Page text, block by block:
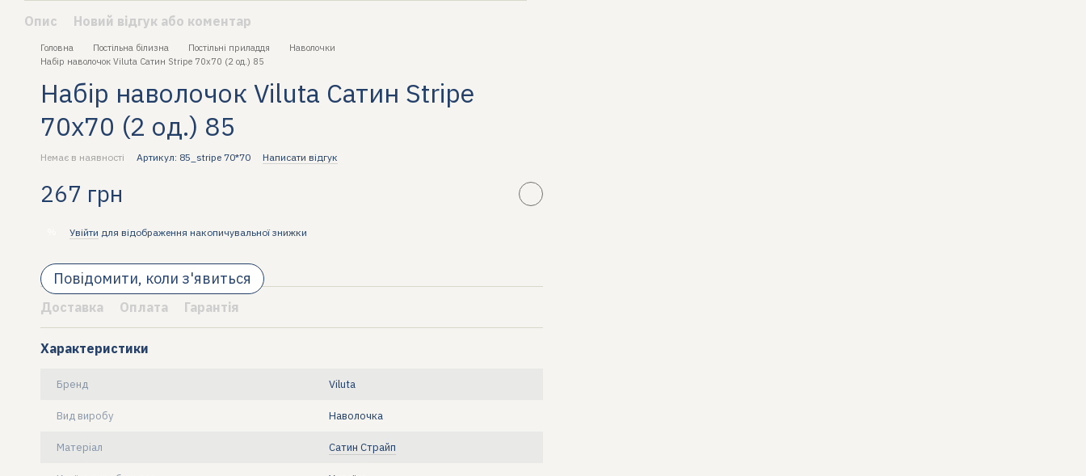
Опис Новий відгук або коментар
Головна Постільна білизна Постільні приладдя
Наволочки
Набір наволочок Viluta Сатин Stripe 70х70 (2 од.) 85
Набір наволочок Viluta Сатин Stripe
70х70 (2 од.) 85
Немає в наявності Артикул: 85_stripe 70*70 Написати відгук
267 грн
Увійти для відображення накопичувальної знижки
Повідомити, коли з'явиться
Доставка Оплата Гарантія
Характеристики
Бренд Viluta
Вид виробу Наволочка
Матеріал Сатин Страйп